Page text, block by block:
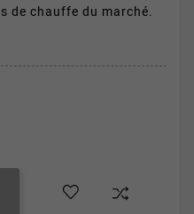
de chauffe du marché.